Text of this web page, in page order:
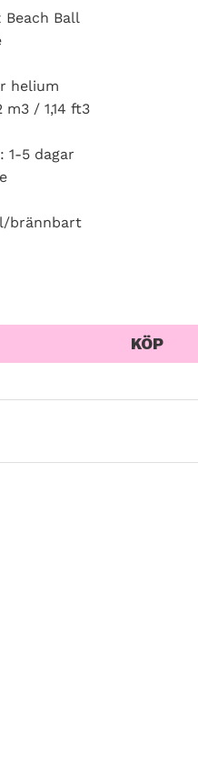
Beach Ball
helium
/ 1,14 ft3
1-5 dagar
brännbart
KÖP